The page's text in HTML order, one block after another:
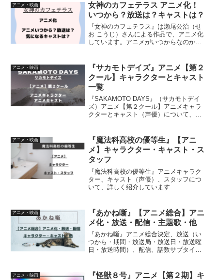
アニメ・映画
女神のカフェテラス アニメ化！
いつから？放送は？キャストは？
『女神のカフェテラス』は瀬尾公治（せ
お こうじ）さんによる作品で、アニメ化
しています。アニメがいつからなのか、
す
アニメ・映画
『サカモトデイズ』アニメ【第２
クール】キャラクターとキャスト
一覧
『SAKAMOTO DAYS』（サカモトデイ
ズ）アニメ【第２クール】アニメキャラ
クターとキャスト（声優）について、詳
アニメ・映画
『魔法科高校の優等生』【アニ
メ】キャラクター・キャスト・ス
タッフ
『魔法科高校の優等生』アニメキャラク
ター、キャスト（声優）、スタッフにつ
いて、詳しく紹介しています
アニメ・映画
『あかね噺』【アニメ総合】アニ
メ化・放送・配信・主題歌・他
『あかね噺』アニメ総合決定、放送（い
つから・期間・放送局・放送日・放送曜
日・放送時間）、配信、話数サブタイト
ます
アニメ・映画
『怪獣８号』アニメ【第２期】キ